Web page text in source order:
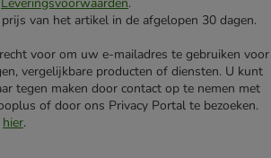
van het artikel in de afgelopen 30 dagen.
voor om uw e-mailadres te gebruiken voor
vergelijkbare producten of diensten. U kunt
tegen maken door contact op te nemen met
of door ons Privacy Portal te bezoeken.
hier.